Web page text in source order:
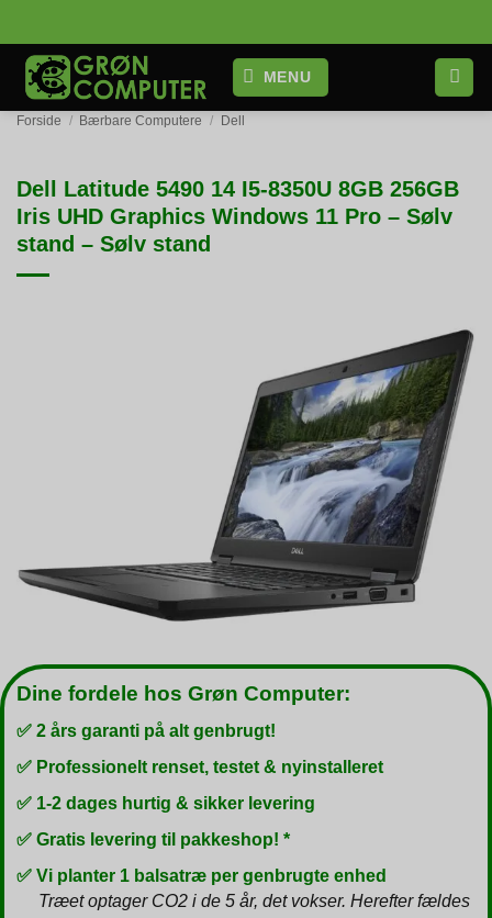
til
indhold
MENU
Forside / Bærbare Computere / Dell
Dell Latitude 5490 14 I5-8350U 8GB 256GB
Iris UHD Graphics Windows 11 Pro – Sølv
stand – Sølv stand
Dine fordele hos Grøn Computer:
✅ 2 års garanti på alt genbrugt!
✅ Professionelt renset, testet & nyinstalleret
✅ 1-2 dages hurtig & sikker levering
✅ Gratis levering til pakkeshop! *
✅ Vi planter 1 balsatræ per genbrugte enhed
Træet optager CO2 i de 5 år, det vokser. Herefter fældes